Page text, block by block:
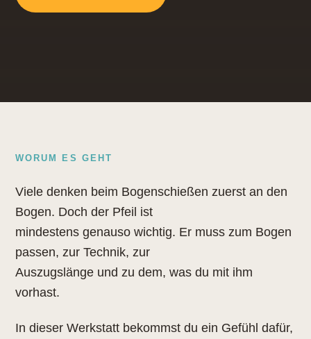
WORUM ES GEHT
Viele denken beim Bogenschießen zuerst an den
Bogen. Doch der Pfeil ist
mindestens genauso wichtig. Er muss zum Bogen
passen, zur Technik, zur
Auszugslänge und zu dem, was du mit ihm
vorhast.
In dieser Werkstatt bekommst du ein Gefühl dafür,